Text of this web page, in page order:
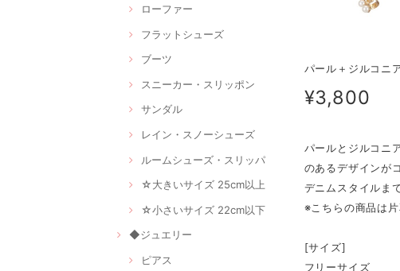
ローファー
フラットシューズ
ブーツ
スニーカー・スリッポン
サンダル
レイン・スノーシューズ
ルームシューズ・スリッパ
☆大きいサイズ 25cm以上
☆小さいサイズ 22cm以下
◆ジュエリー
ピアス
パール＋ジルコニ
¥3,800
パールとジルコニ
のあるデザインが
デニムスタイルま
※こちらの商品は
[サイズ]
フリーサイズ